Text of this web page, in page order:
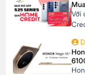
khả
Với
linh
hợp